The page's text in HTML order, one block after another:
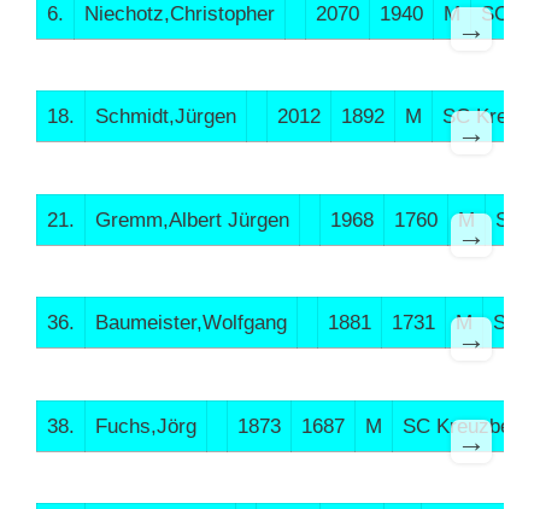
6. Niechotz,Christopher 2070 1940 M SC
→
18. Schmidt,Jürgen 2012 1892 M SC→
21. Gremm,Albert Jürgen 1968 1760 M SC
→
36. Baumeister,Wolfgang 1881 1731 M SC
→
38. Fuchs,Jörg 1873 1687 M SC Kreuzberg
→